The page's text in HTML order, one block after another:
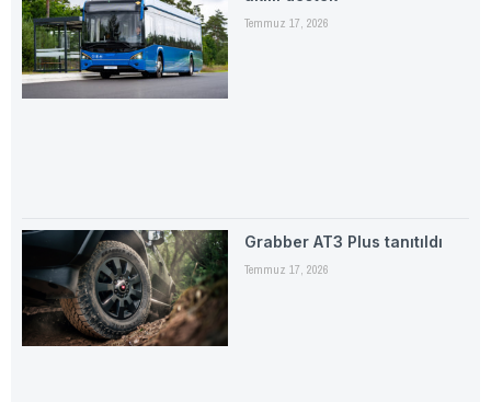
Temmuz 17, 2026
Grabber AT3 Plus tanıtıldı
Temmuz 17, 2026